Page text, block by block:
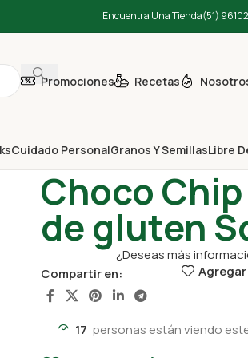
Encuentra Una Tienda(51)
Promociones Recetas
Cuidado PersonalGranos Y SemillasLibre
Choco
de gluten
¿Deseas más
Compartir en:
Agregar
17 personas están viendo